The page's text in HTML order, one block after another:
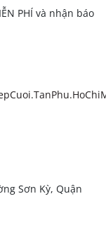
PHÍ và nhận báo
Sơn Kỳ, Quận